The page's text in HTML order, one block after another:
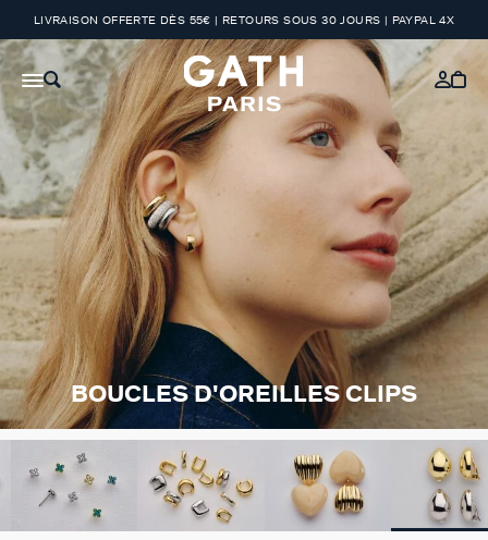
LIVRAISON OFFERTE DÈS 55€ | RETOURS SOUS 30 JOURS | PAYPAL 4X
BOUCLES D'OREILLES CLIPS